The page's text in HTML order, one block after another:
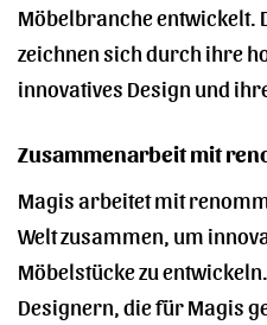
Möbelbranche entwickelt.
zeichnen sich durch ihre
innovatives Design und
Zusammenarbeit mit
Magis arbeitet mit
Welt zusammen, um
Möbelstücke zu
Designern, die für Magis